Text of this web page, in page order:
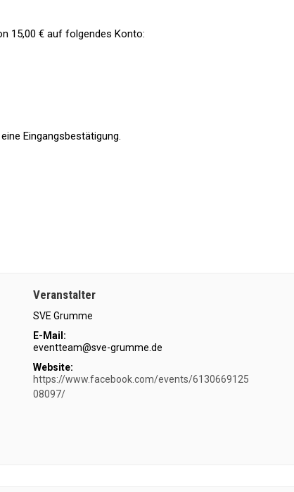
15,00 € auf folgendes Konto:
Eingangsbestätigung.
Veranstalter
SVE Grumme
E-Mail:
eventteam@sve-grumme.de
Website:
https://www.facebook.com/events/6130669125
08097/